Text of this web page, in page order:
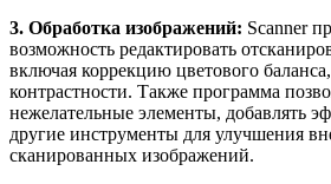
3. Обработка изображений: Scanner
возможность редактировать
включая коррекцию цветового
контрастности. Также программа
нежелательные элементы, добавлять
другие инструменты для улучшения
сканированных изображений.